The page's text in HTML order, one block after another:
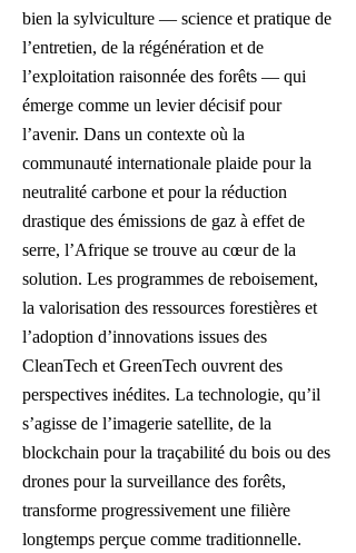
bien la sylviculture — science et pratique de
l’entretien, de la régénération et de
l’exploitation raisonnée des forêts — qui
émerge comme un levier décisif pour
l’avenir. Dans un contexte où la
communauté internationale plaide pour la
neutralité carbone et pour la réduction
drastique des émissions de gaz à effet de
serre, l’Afrique se trouve au cœur de la
solution. Les programmes de reboisement,
la valorisation des ressources forestières et
l’adoption d’innovations issues des
CleanTech et GreenTech ouvrent des
perspectives inédites. La technologie, qu’il
s’agisse de l’imagerie satellite, de la
blockchain pour la traçabilité du bois ou des
drones pour la surveillance des forêts,
transforme progressivement une filière
longtemps perçue comme traditionnelle.